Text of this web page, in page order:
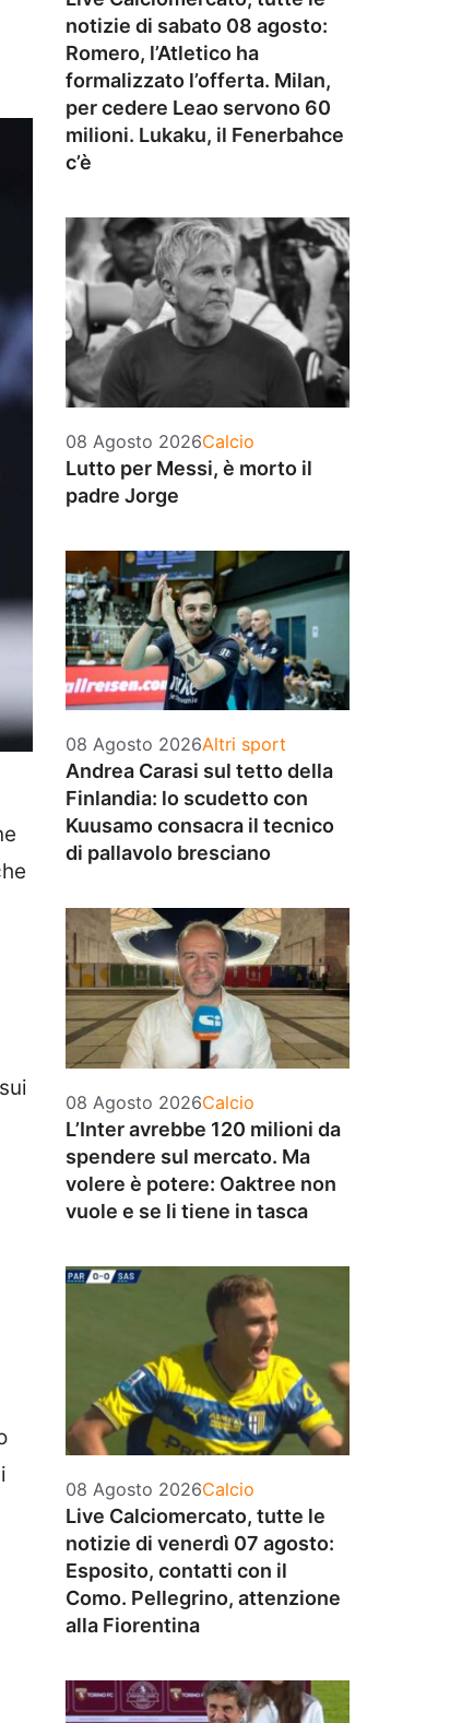
notizie di sabato 08 agosto:
Romero, l’Atletico ha
formalizzato l’offerta. Milan,
per cedere Leao servono 60
milioni. Lukaku, il Fenerbahce
c’è
08 Agosto 2026Categorie
Calcio
Lutto per Messi, è morto il
padre Jorge
08 Agosto 2026Categorie
Altri sport
Andrea Carasi sul tetto della
Finlandia: lo scudetto con
Kuusamo consacra il tecnico
di pallavolo bresciano
08 Agosto 2026Categorie
Calcio
L’Inter avrebbe 120 milioni da
spendere sul mercato. Ma
volere è potere: Oaktree non
vuole e se li tiene in tasca
08 Agosto 2026Categorie
Calcio
Live Calciomercato, tutte le
notizie di venerdì 07 agosto:
Esposito, contatti con il
Como. Pellegrino, attenzione
alla Fiorentina